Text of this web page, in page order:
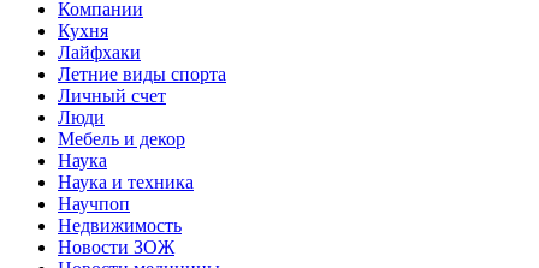
Компании
Кухня
Лайфхаки
Летние виды спорта
Личный счет
Люди
Мебель и декор
Наука
Наука и техника
Научпоп
Недвижимость
Новости ЗОЖ